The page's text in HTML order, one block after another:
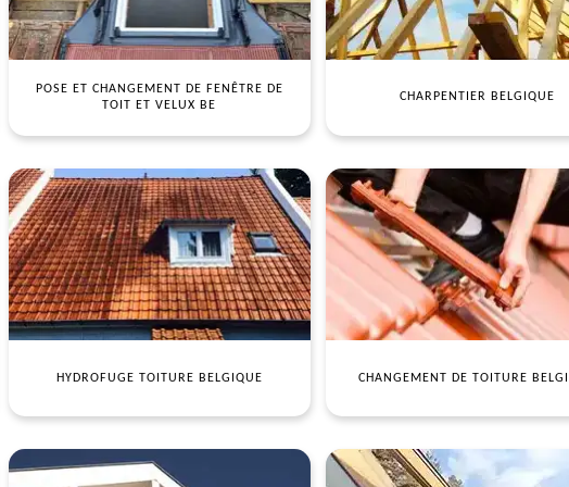
POSE ET CHANGEMENT DE FENÊTRE DE
TOIT ET VELUX BE
CHARPENTIER BELGIQUE
HYDROFUGE TOITURE BELGIQUE CHANGEMENT DE TOITURE